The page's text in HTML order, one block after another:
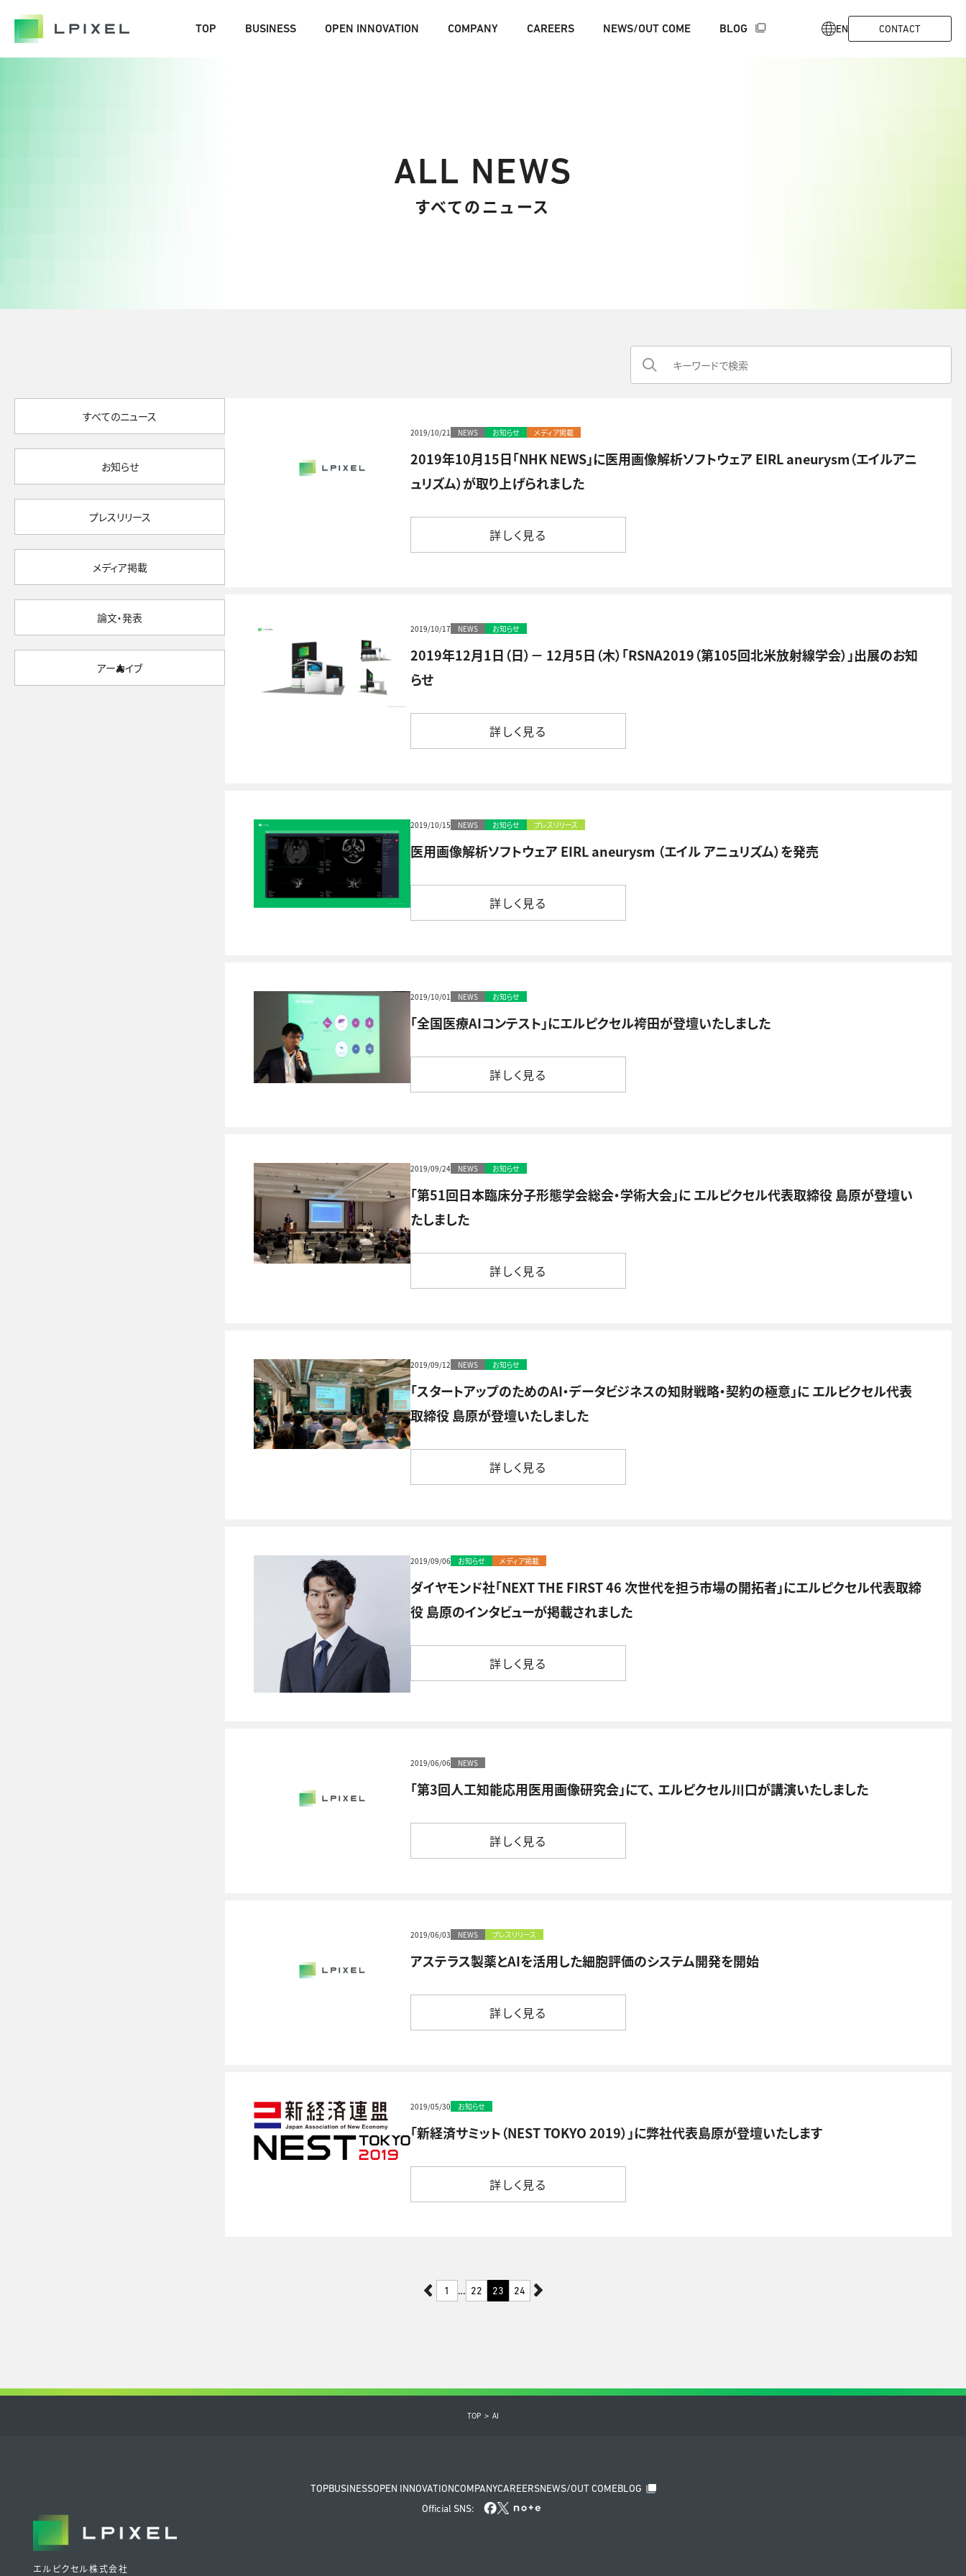
TOP BUSINESS OPEN INNOVATION OPEN INNOVATION エルピクセルの強み SaMD/Non-SaMD開発支援 協業・研究事例
COMPANY 代表メッセージ 経営メンバー
CAREERS NEWS/OUT COME BLOG EN CONTACT
COMPANY
代表メッセージ
すべてのニュース
2019/10/21 NEWS お知らせ メディア掲載
2019年10月15日「NHK NEWS」に医用画像解析ソフトウェア EIRL aneurysm（エイルアニ
ュリズム）が取り上げられました
詳しく見る
2019/10/17 NEWS お知らせ
2019年12月1日（日）－ 12月5日（木）「RSNA2019（第105回北米放射線学会）」出展のお知
らせ
詳しく見る
2019/10/15 NEWS お知らせ プレスリリース
医用画像解析ソフトウェア EIRL aneurysm （エイル アニュリズム）を発売
詳しく見る
2019/10/01 NEWS お知らせ
「全国医療AIコンテスト」にエルピクセル袴田が登壇いたしました
詳しく見る
2019/09/24 NEWS お知らせ
「第51回日本臨床分子形態学会総会・学術大会」に エルピクセル代表取締役 島原が登壇い
たしました
詳しく見る
2019/09/12 NEWS お知らせ
「スタートアップのためのAI・データビジネスの知財戦略・契約の極意」に エルピクセル代表
取締役 島原が登壇いたしました
詳しく見る
2019/09/06 お知らせ メディア掲載
ダイヤモンド社「NEXT THE FIRST 46 次世代を担う市場の開拓者」にエルピクセル代表取締
役 島原のインタビューが掲載されました
詳しく見る
2019/06/06 NEWS
「第3回人工知能応用医用画像研究会」にて、 エルピクセル川口が講演いたしました
詳しく見る
2019/06/03 NEWS プレスリリース
アステラス製薬とAIを活用した細胞評価のシステム開発を開始
詳しく見る
2019/05/30 お知らせ
「新経済サミット（NEST TOKYO 2019）」に弊社代表島原が登壇いたします
詳しく見る
すべてのニュース
お知らせ
プレスリリース
メディア掲載
論文・発表
アーカイブ
1 … 22 23 24
TOP AI
エルピクセル株式会社
TOPBUSINESSOPEN INNOVATIONCOMPANYCAREERSNEWS/OUT COMEBLOG
Official SNS: